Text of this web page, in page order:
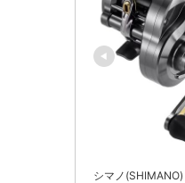
シマノ(SHIMANO)